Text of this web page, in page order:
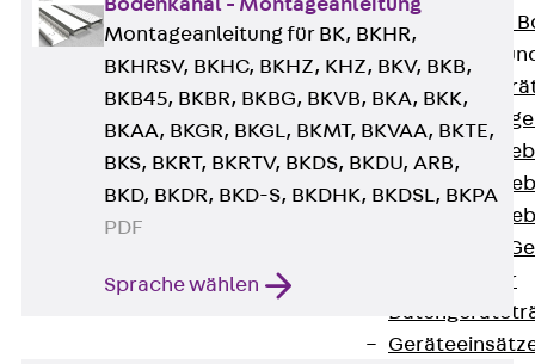
Nivellierbare
Gerätebecher
Zurück
Runde
Eckige
Eckige
Zubehör für
Geräteträger
Bodenkanal - Montageanleitung
Montageanleitung für BK, BKHR,
BKHRSV, BKHC, BKHZ, KHZ, BKV, BKB,
BKB45, BKBR, BKBG, BKVB, BKA, BKK,
BKAA, BKGR, BKGL, BKMT, BKVAA, BKTE,
BKS, BKRT, BKRTV, BKDS, BKDU, ARB,
BKD, BKDR, BKD-S, BKDHK, BKDSL, BKPA
PDF
Sprache wählen